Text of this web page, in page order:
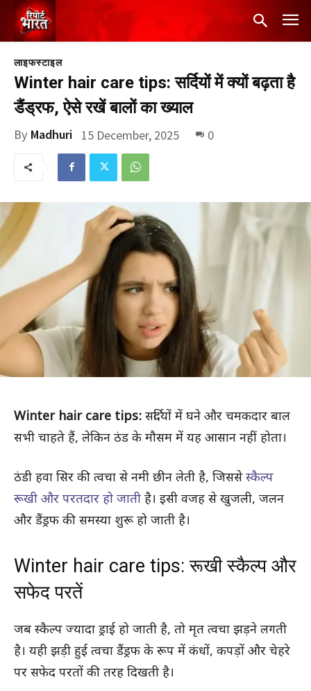
लाइफस्टाइल
Winter hair care tips: सर्दियों में क्यों बढ़ता है
डैंड्रफ, ऐसे रखें बालों का ख्याल
By Madhuri 15 December, 2025 0
Winter hair care tips: सर्दियों में घने और चमकदार बाल
सभी चाहते हैं, लेकिन ठंड के मौसम में यह आसान नहीं होता।
ठंडी हवा सिर की त्वचा से नमी छीन लेती है, जिससेस्कैल्प
रूखी और परतदार हो जाती है। इसी वजह से खुजली, जलन
और डैंड्रफ की समस्या शुरू हो जाती है।
Winter hair care tips: रूखी स्कैल्प और
सफेद परतें
जब स्कैल्प ज्यादा ड्राई हो जाती है, तो मृत त्वचा झड़ने लगती
है। यही झड़ी हुई त्वचा डैंड्रफ के रूप में कंधों, कपड़ों और चेहरे
पर सफेद परतों की तरह दिखती है।